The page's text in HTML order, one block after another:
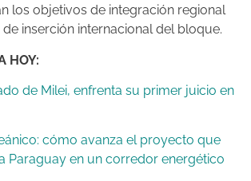
los objetivos de integración regional
inserción internacional del bloque.
HOY:
de Milei, enfrenta su primer juicio en
cómo avanza el proyecto que
Paraguay en un corredor energético